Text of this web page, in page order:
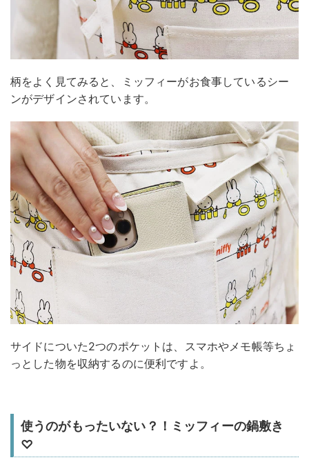
柄をよく見てみると、ミッフィーがお食事しているシー
ンがデザインされています。
サイドについた2つのポケットは、スマホやメモ帳等ちょ
っとした物を収納するのに便利ですよ。
使うのがもったいない？！ミッフィーの鍋敷き
♡